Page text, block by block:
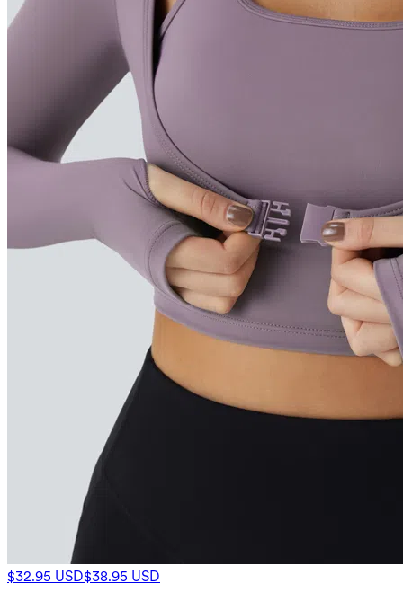
$32.95 USD$38.95 USD